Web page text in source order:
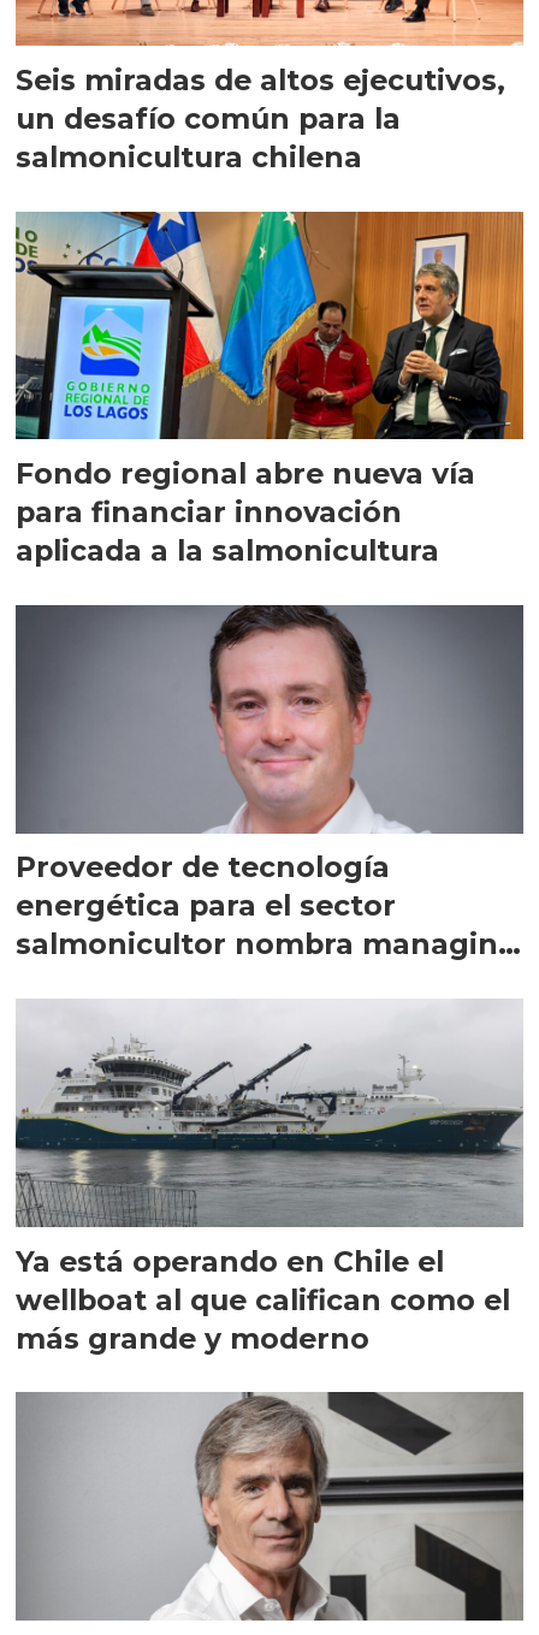
Seis miradas de altos ejecutivos,
un desafío común para la
salmonicultura chilena
Fondo regional abre nueva vía
para financiar innovación
aplicada a la salmonicultura
Proveedor de tecnología
energética para el sector
salmonicultor nombra managing
Ya está operando en Chile el
wellboat al que califican como el
más grande y moderno